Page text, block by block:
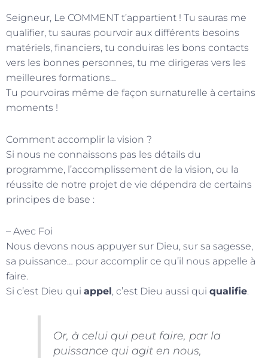
Seigneur, Le COMMENT t’appartient ! Tu sauras me
qualifier, tu sauras pourvoir aux différents besoins
matériels, financiers, tu conduiras les bons contacts
vers les bonnes personnes, tu me dirigeras vers les
meilleures formations…
Tu pourvoiras même de façon surnaturelle à certains
moments !
Comment accomplir la vision ?
Si nous ne connaissons pas les détails du
programme, l’accomplissement de la vision, ou la
réussite de notre projet de vie dépendra de certains
principes de base :
– Avec Foi
Nous devons nous appuyer sur Dieu, sur sa sagesse,
sa puissance… pour accomplir ce qu’il nous appelle à
faire.
Si c’est Dieu qui appel, c’est Dieu aussi qui qualifie.
Or, à celui qui peut faire, par la
puissance qui agit en nous,